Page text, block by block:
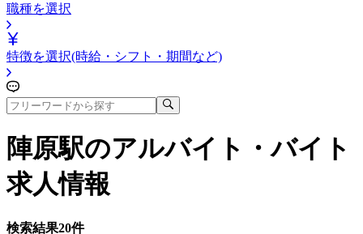
職種を選択
特徴を選択(時給・シフト・期間など)
陣原駅のアルバイト・バイト
求人情報
検索結果20件